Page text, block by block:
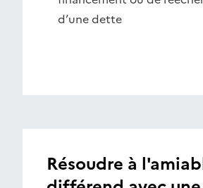
d’une dette
Résoudre à